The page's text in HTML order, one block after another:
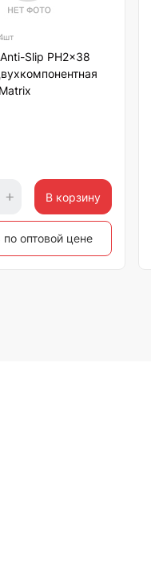
Slip PH2x38
В корзину
по оптовой цене